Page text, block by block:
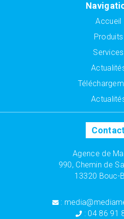
Accueil
Produits
Services
Agence de
990, Chemin de
13320 Bouc-
:
: 04 86 91